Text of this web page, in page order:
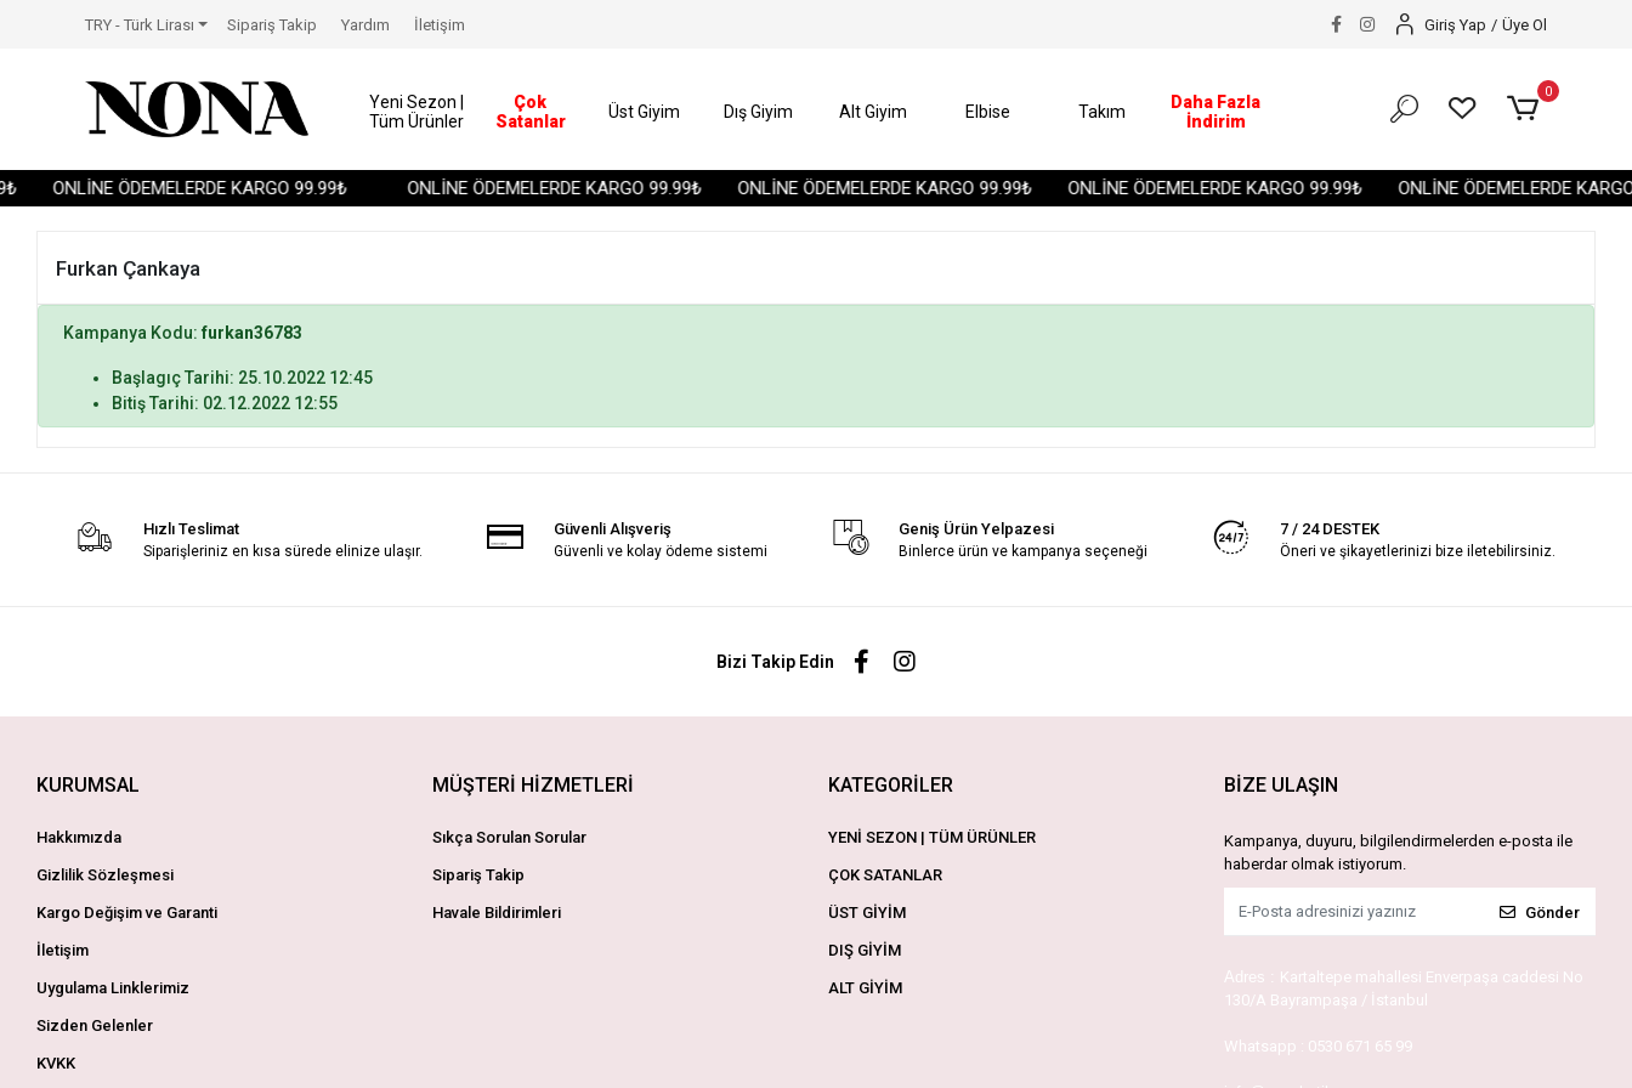
ONLİNE ÖDEMELERDE KARGO 99.99₺ ONLİNE ÖDEMELERDE KARGO 99.99₺ ONLİNE ÖDEMELERDE KARGO 99.99₺ ONLİNE ÖDEMELERDE KARGO 99.99₺ ONLİNE ÖDEMELERDE
TRY - Türk Lirası Sipariş Takip Yardım İletişim Giriş Yap / Üye Ol
Yeni Sezon |
Tüm Ürünler
Çok
Satanlar
Üst Giyim Dış Giyim Alt Giyim Elbise Takım
Daha Fazla
İndirim
0
Furkan Çankaya
Kampanya Kodu:furkan36783
Başlagıç Tarihi: 25.10.2022 12:45
Bitiş Tarihi: 02.12.2022 12:55
Hızlı Teslimat
Siparişleriniz en kısa sürede elinize ulaşır.
Güvenli Alışveriş
Güvenli ve kolay ödeme sistemi
Geniş Ürün Yelpazesi
Binlerce ürün ve kampanya seçeneği
7 / 24 DESTEK
Öneri ve şikayetlerinizi bize iletebilirsiniz.
Bizi Takip Edin
KURUMSAL
Hakkımızda
Gizlilik Sözleşmesi
Kargo Değişim ve Garanti
İletişim
Uygulama Linklerimiz
Sizden Gelenler
KVKK
MÜŞTERİ HİZMETLERİ
Sıkça Sorulan Sorular
Sipariş Takip
Havale Bildirimleri
KATEGORİLER
YENİ SEZON | TÜM ÜRÜNLER
ÇOK SATANLAR
ÜST GİYİM
DIŞ GİYİM
ALT GİYİM
BİZE ULAŞIN
Kampanya, duyuru, bilgilendirmelerden e-posta ile
haberdar olmak istiyorum.
Gönder
Adres : Kartaltepe mahallesi Enverpaşa caddesi No
130/A Bayrampaşa / İstanbul
Whatsapp : 0530 671 65 99